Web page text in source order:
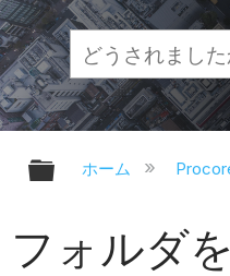
グローバル
ホーム
フォルダ